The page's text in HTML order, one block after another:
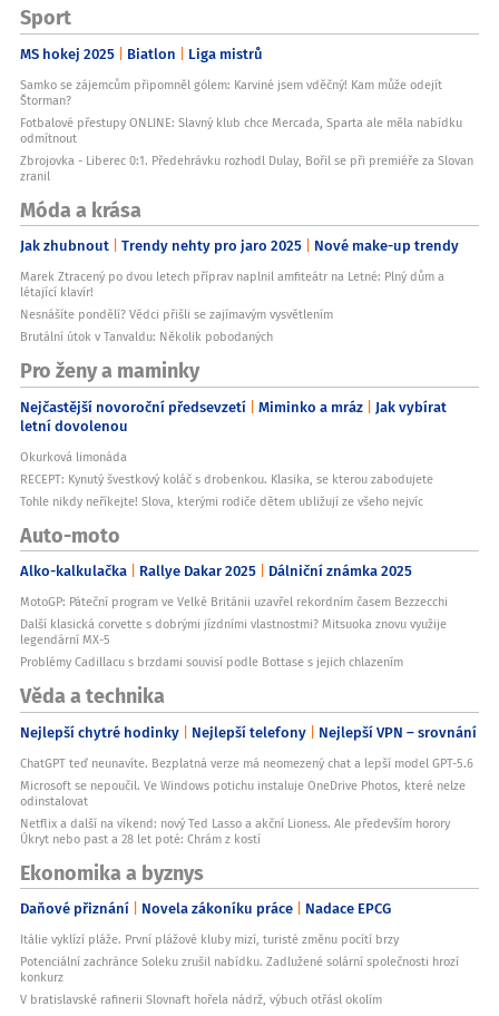
Sport
MS hokej 2025 Biatlon Liga mistrů
Samko se zájemcům připomněl gólem: Karviné jsem vděčný! Kam může odejít
Štorman?
Fotbalové přestupy ONLINE: Slavný klub chce Mercada, Sparta ale měla nabídku
odmítnout
Zbrojovka - Liberec 0:1. Předehrávku rozhodl Dulay, Bořil se při premiéře za Slovan
zranil
Móda a krása
Jak zhubnout Trendy nehty pro jaro 2025 Nové make-up trendy
Marek Ztracený po dvou letech příprav naplnil amfiteátr na Letné: Plný dům a
létající klavír!
Nesnášíte pondělí? Vědci přišli se zajímavým vysvětlením
Brutální útok v Tanvaldu: Několik pobodaných
Pro ženy a maminky
Nejčastější novoroční předsevzetí Miminko a mráz Jak vybírat
letní dovolenou
Okurková limonáda
RECEPT: Kynutý švestkový koláč s drobenkou. Klasika, se kterou zabodujete
Tohle nikdy neříkejte! Slova, kterými rodiče dětem ubližují ze všeho nejvíc
Auto-moto
Alko-kalkulačka Rallye Dakar 2025 Dálniční známka 2025
MotoGP: Páteční program ve Velké Británii uzavřel rekordním časem Bezzecchi
Další klasická corvette s dobrými jízdními vlastnostmi? Mitsuoka znovu využije
legendární MX-5
Problémy Cadillacu s brzdami souvisí podle Bottase s jejich chlazením
Věda a technika
Nejlepší chytré hodinky Nejlepší telefony Nejlepší VPN – srovnání
ChatGPT teď neunavíte. Bezplatná verze má neomezený chat a lepší model GPT-5.6
Microsoft se nepoučil. Ve Windows potichu instaluje OneDrive Photos, které nelze
odinstalovat
Netflix a další na víkend: nový Ted Lasso a akční Lioness. Ale především horory
Úkryt nebo past a 28 let poté: Chrám z kostí
Ekonomika a byznys
Daňové přiznání Novela zákoníku práce Nadace EPCG
Itálie vyklízí pláže. První plážové kluby mizí, turisté změnu pocítí brzy
Potenciální zachránce Soleku zrušil nabídku. Zadlužené solární společnosti hrozí
konkurz
V bratislavské rafinerii Slovnaft hořela nádrž, výbuch otřásl okolím